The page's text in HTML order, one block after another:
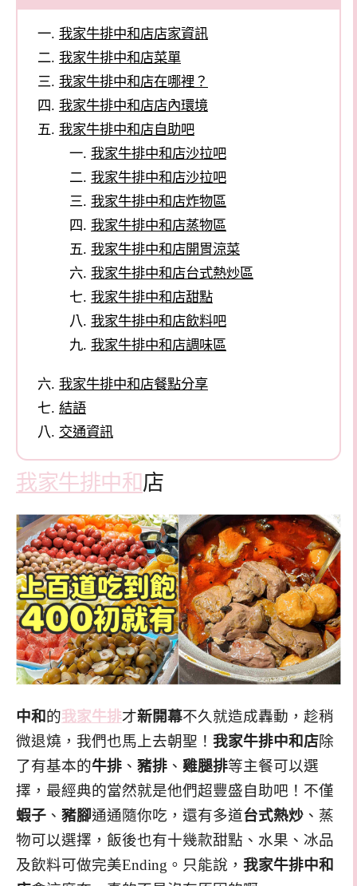
我家牛排中和店店家資訊
我家牛排中和店菜單
我家牛排中和店在哪裡？
我家牛排中和店店內環境
我家牛排中和店自助吧
我家牛排中和店沙拉吧
我家牛排中和店沙拉吧
我家牛排中和店炸物區
我家牛排中和店蒸物區
我家牛排中和店開胃涼菜
我家牛排中和店台式熱炒區
我家牛排中和店甜點
我家牛排中和店飲料吧
我家牛排中和店調味區
我家牛排中和店餐點分享
結語
交通資訊
我家牛排中和店
中和的我家牛排才新開幕不久就造成轟動，趁稍
微退燒，我們也馬上去朝聖！ 我家牛排中和店除
了有基本的牛排 、 豬排 、 雞腿排等主餐可以選
擇，最經典的當然就是他們超豐盛自助吧！不僅
蝦子 、 豬腳通通隨你吃，還有多道台式熱炒 、蒸
物可以選擇，飯後也有十幾款甜點、水果、冰品
及飲料可做完美Ending。只能說， 我家牛排中和